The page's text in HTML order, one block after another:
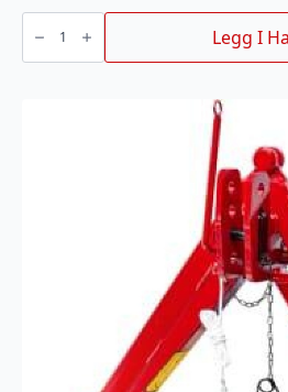
TRYGG
Koblingsledd
banen
Legg I